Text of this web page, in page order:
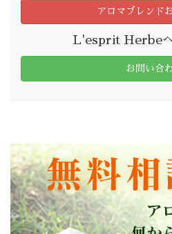
アロマブレンド
L'esprit Herbe
お問い合